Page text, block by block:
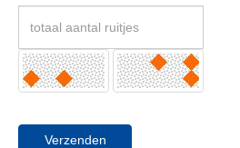
Verzenden